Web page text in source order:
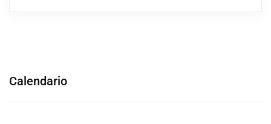
Calendario